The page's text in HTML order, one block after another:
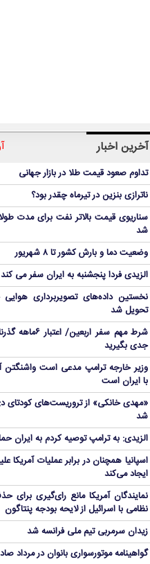
آخرین اخبار
تداوم صعود قیمت طلا در بازار جهانی
ناترازی بنزین در تیرماه چقدر بود؟
سناریوی قیمت بالاتر نفت برای مدت
شد
وضعیت دما و بارش کشور تا ۸ شهریور
الزیدی فردا پنجشنبه به ایران سفر می کند
نخستین داده‌های تصویربرداری هوایی
تحویل شد
شرط مهم سفر اربعین/
جدی بگیرید
وزیر خارجه ترامپ مدعی است واشنگتن
با ایران است
شد
الزیدی: به ترامپ توصیه کردم به ایران
اسپانیا همچنان در برابر عملیات آمریکا
ایجاد می‌کند
نمایندگان آمریکا مانع رای‌گیری برای
نظامی با اسرائیل از لایحه بودجه پنتاگون
زیدان سرمربی تیم ملی فرانسه شد
گواهینامه موتورسواری بانوان در مرداد